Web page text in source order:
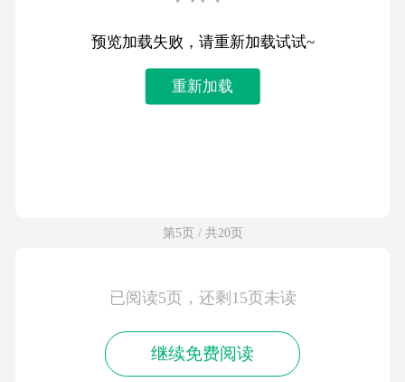
预览加载失败，请重新加载试试~
重新加载
第5页 / 共20页
已阅读5页，还剩15页未读
继续免费阅读